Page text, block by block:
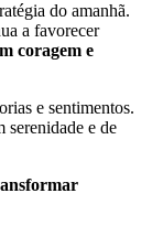
do amanhã.
a favorecer
coragem e
e sentimentos.
serenidade e de